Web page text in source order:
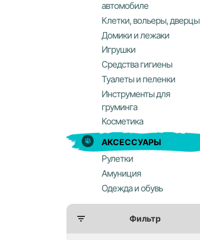
автомобиле
Клетки, вольеры, дверцы
Домики и лежаки
Игрушки
Средства гигиены
Туалеты и пеленки
Инструменты для
груминга
Косметика
АКСЕССУАРЫ
Рулетки
Амуниция
Одежда и обувь
Фильтр